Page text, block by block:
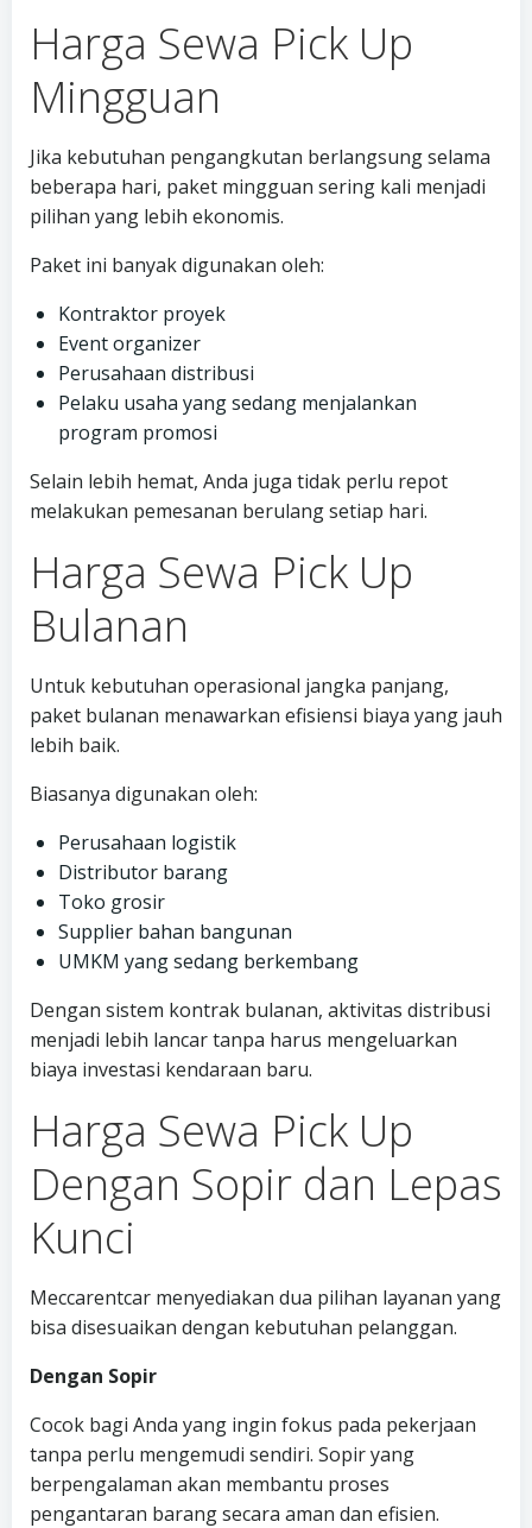
Harga Sewa Pick Up
Mingguan
Jika kebutuhan pengangkutan berlangsung selama
beberapa hari, paket mingguan sering kali menjadi
pilihan yang lebih ekonomis.
Paket ini banyak digunakan oleh:
Kontraktor proyek
Event organizer
Perusahaan distribusi
Pelaku usaha yang sedang menjalankan
program promosi
Selain lebih hemat, Anda juga tidak perlu repot
melakukan pemesanan berulang setiap hari.
Harga Sewa Pick Up
Bulanan
Untuk kebutuhan operasional jangka panjang,
paket bulanan menawarkan efisiensi biaya yang jauh
lebih baik.
Biasanya digunakan oleh:
Perusahaan logistik
Distributor barang
Toko grosir
Supplier bahan bangunan
UMKM yang sedang berkembang
Dengan sistem kontrak bulanan, aktivitas distribusi
menjadi lebih lancar tanpa harus mengeluarkan
biaya investasi kendaraan baru.
Harga Sewa Pick Up
Dengan Sopir dan Lepas
Kunci
Meccarentcar menyediakan dua pilihan layanan yang
bisa disesuaikan dengan kebutuhan pelanggan.
Dengan Sopir
Cocok bagi Anda yang ingin fokus pada pekerjaan
tanpa perlu mengemudi sendiri. Sopir yang
berpengalaman akan membantu proses
pengantaran barang secara aman dan efisien.